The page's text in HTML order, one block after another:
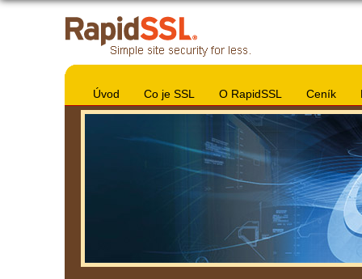
Úvod Co je SSL O RapidSSL Ceník